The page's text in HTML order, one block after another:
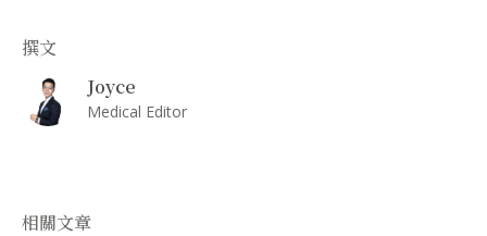
撰文
Joyce
Medical Editor
相關文章